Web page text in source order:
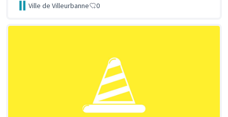
Ville de Villeurbanne 0